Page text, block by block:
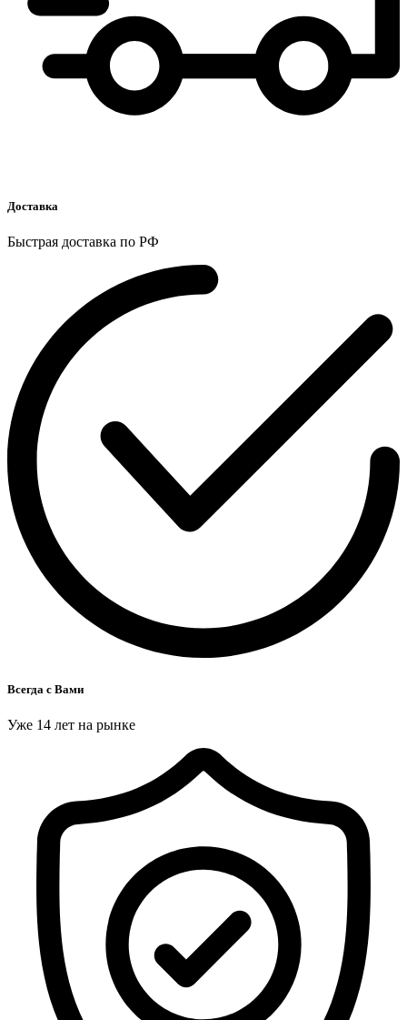
Доставка
Быстрая доставка по РФ
Всегда с Вами
Уже 14 лет на рынке